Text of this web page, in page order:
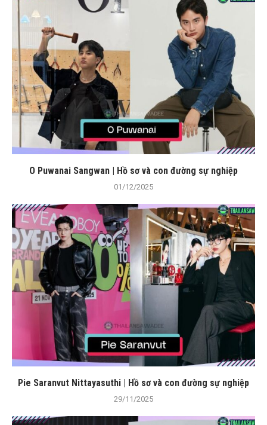
O Puwanai Sangwan | Hồ sơ và con đường sự nghiệp
01/12/2025
Pie Saranvut Nittayasuthi | Hồ sơ và con đường sự nghiệp
29/11/2025